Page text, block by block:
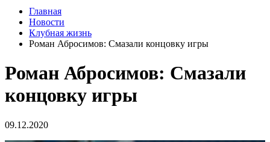
Главная
Новости
Клубная жизнь
Роман Абросимов: Смазали концовку игры
Роман Абросимов: Смазали
концовку игры
09.12.2020